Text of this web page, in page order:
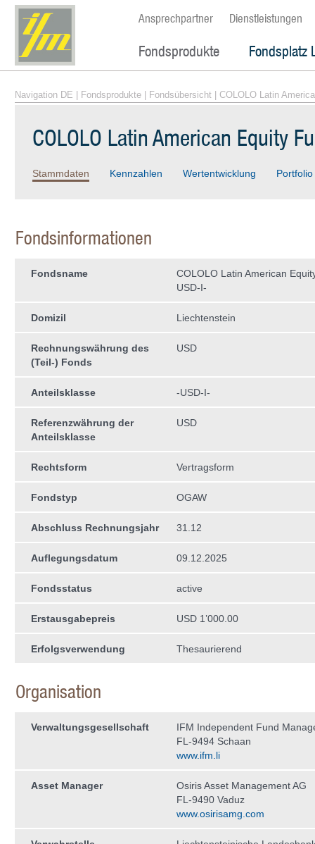
Ansprechpartner Dienstleistungen
Fondsprodukte Fondsplatz
Navigation DE Fondsprodukte Fondsübersicht | COLOLO Latin
COLOLO Latin American Equity
Stammdaten Kennzahlen Wertentwicklung Portfolio
Fondsinformationen
Fondsname
COLOLO Latin American
USD-I-
Domizil Liechtenstein
Rechnungswährung des
(Teil-) Fonds
USD
Anteilsklasse -USD-I-
Referenzwährung der
Anteilsklasse
USD
Rechtsform Vertragsform
Fondstyp OGAW
Abschluss Rechnungsjahr 31.12
Auflegungsdatum 09.12.2025
Fondsstatus active
Erstausgabepreis USD 1’000.00
Erfolgsverwendung Thesaurierend
Organisation
Verwaltungs­gesellschaft
IFM Independent Fund
FL-9494 Schaan
www.ifm.li
Asset Manager
Osiris Asset Management AG
FL-9490 Vaduz
www.osirisamg.com